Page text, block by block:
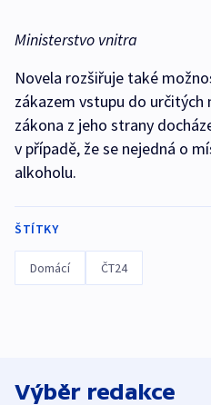
Ministerstvo vnitra
Novela rozšiřuje také
zákazem vstupu do
zákona z jeho strany
v případě, že se nejedná o
alkoholu.
ŠTÍTKY
Domácí ČT24
Výběr redakce